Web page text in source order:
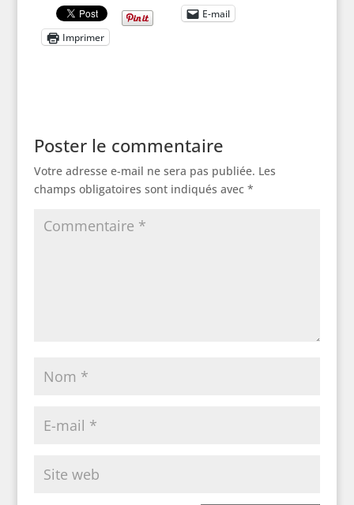
E-mail
Imprimer
Poster le commentaire
Votre adresse e-mail ne sera pas publiée. Les
champs obligatoires sont indiqués avec *